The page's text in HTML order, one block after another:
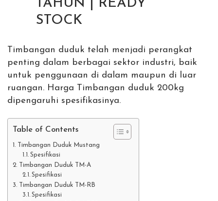
TAHUN | READY
STOCK
Timbangan duduk telah menjadi perangkat
penting dalam berbagai sektor industri, baik
untuk penggunaan di dalam maupun di luar
ruangan. Harga Timbangan duduk 200kg
dipengaruhi spesifikasinya.
Table of Contents
Timbangan Duduk Mustang
Spesifikasi
Timbangan Duduk TM-A
Spesifikasi
Timbangan Duduk TM-RB
Spesifikasi